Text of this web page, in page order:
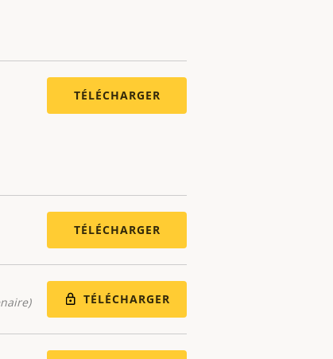
TÉLÉCHARGER
TÉLÉCHARGER
TÉLÉCHARGER